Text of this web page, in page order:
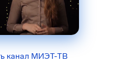
канал МИЭТ-ТВ